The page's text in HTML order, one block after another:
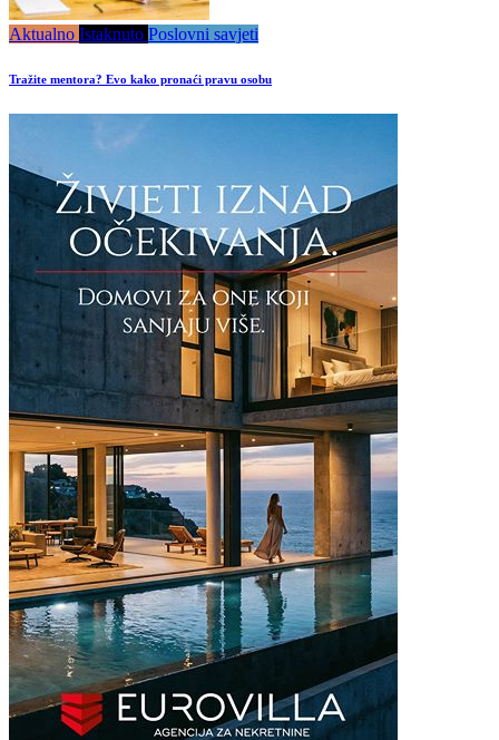
Aktualno Istaknuto Poslovni savjeti
Tražite mentora? Evo kako pronaći pravu osobu